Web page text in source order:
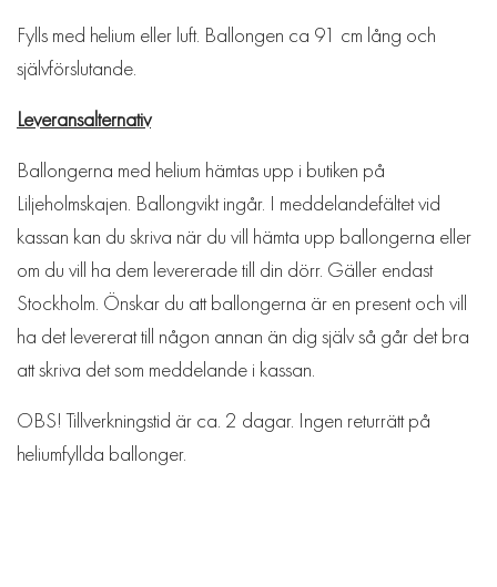
Fylls med helium eller luft. Ballongen ca 91 cm lång och
självförslutande.
Leveransalternativ
Ballongerna med helium hämtas upp i butiken på
Liljeholmskajen. Ballongvikt ingår. I meddelandefältet vid
kassan kan du skriva när du vill hämta upp ballongerna eller
om du vill ha dem levererade till din dörr. Gäller endast
Stockholm. Önskar du att ballongerna är en present och vill
ha det levererat till någon annan än dig själv så går det bra
att skriva det som meddelande i kassan.
OBS! Tillverkningstid är ca. 2 dagar. Ingen returrätt på
heliumfyllda ballonger.